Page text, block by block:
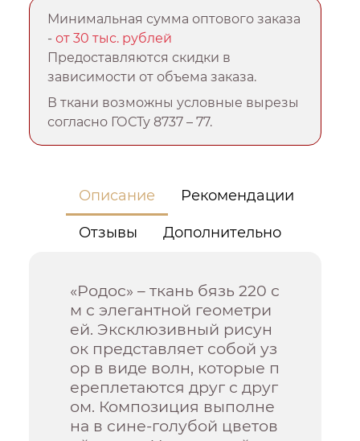
Минимальная сумма оптового заказа
-от 30 тыс. рублей
Предоставляются скидки в
зависимости от объема заказа.
В ткани возможны условные вырезы
согласно ГОСТу 8737 – 77.
Описание Рекомендации
Отзывы Дополнительно
«Родос» – ткань бязь 220 с
м с элегантной геометри
ей. Эксклюзивный рисун
ок представляет собой уз
ор в виде волн, которые п
ереплетаются друг с друг
ом. Композиция выполне
на в сине-голубой цветов